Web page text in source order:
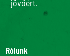
jövőért.
Rólunk